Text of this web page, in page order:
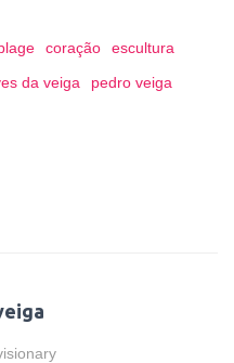
coração
escultura
da veiga
pedro veiga